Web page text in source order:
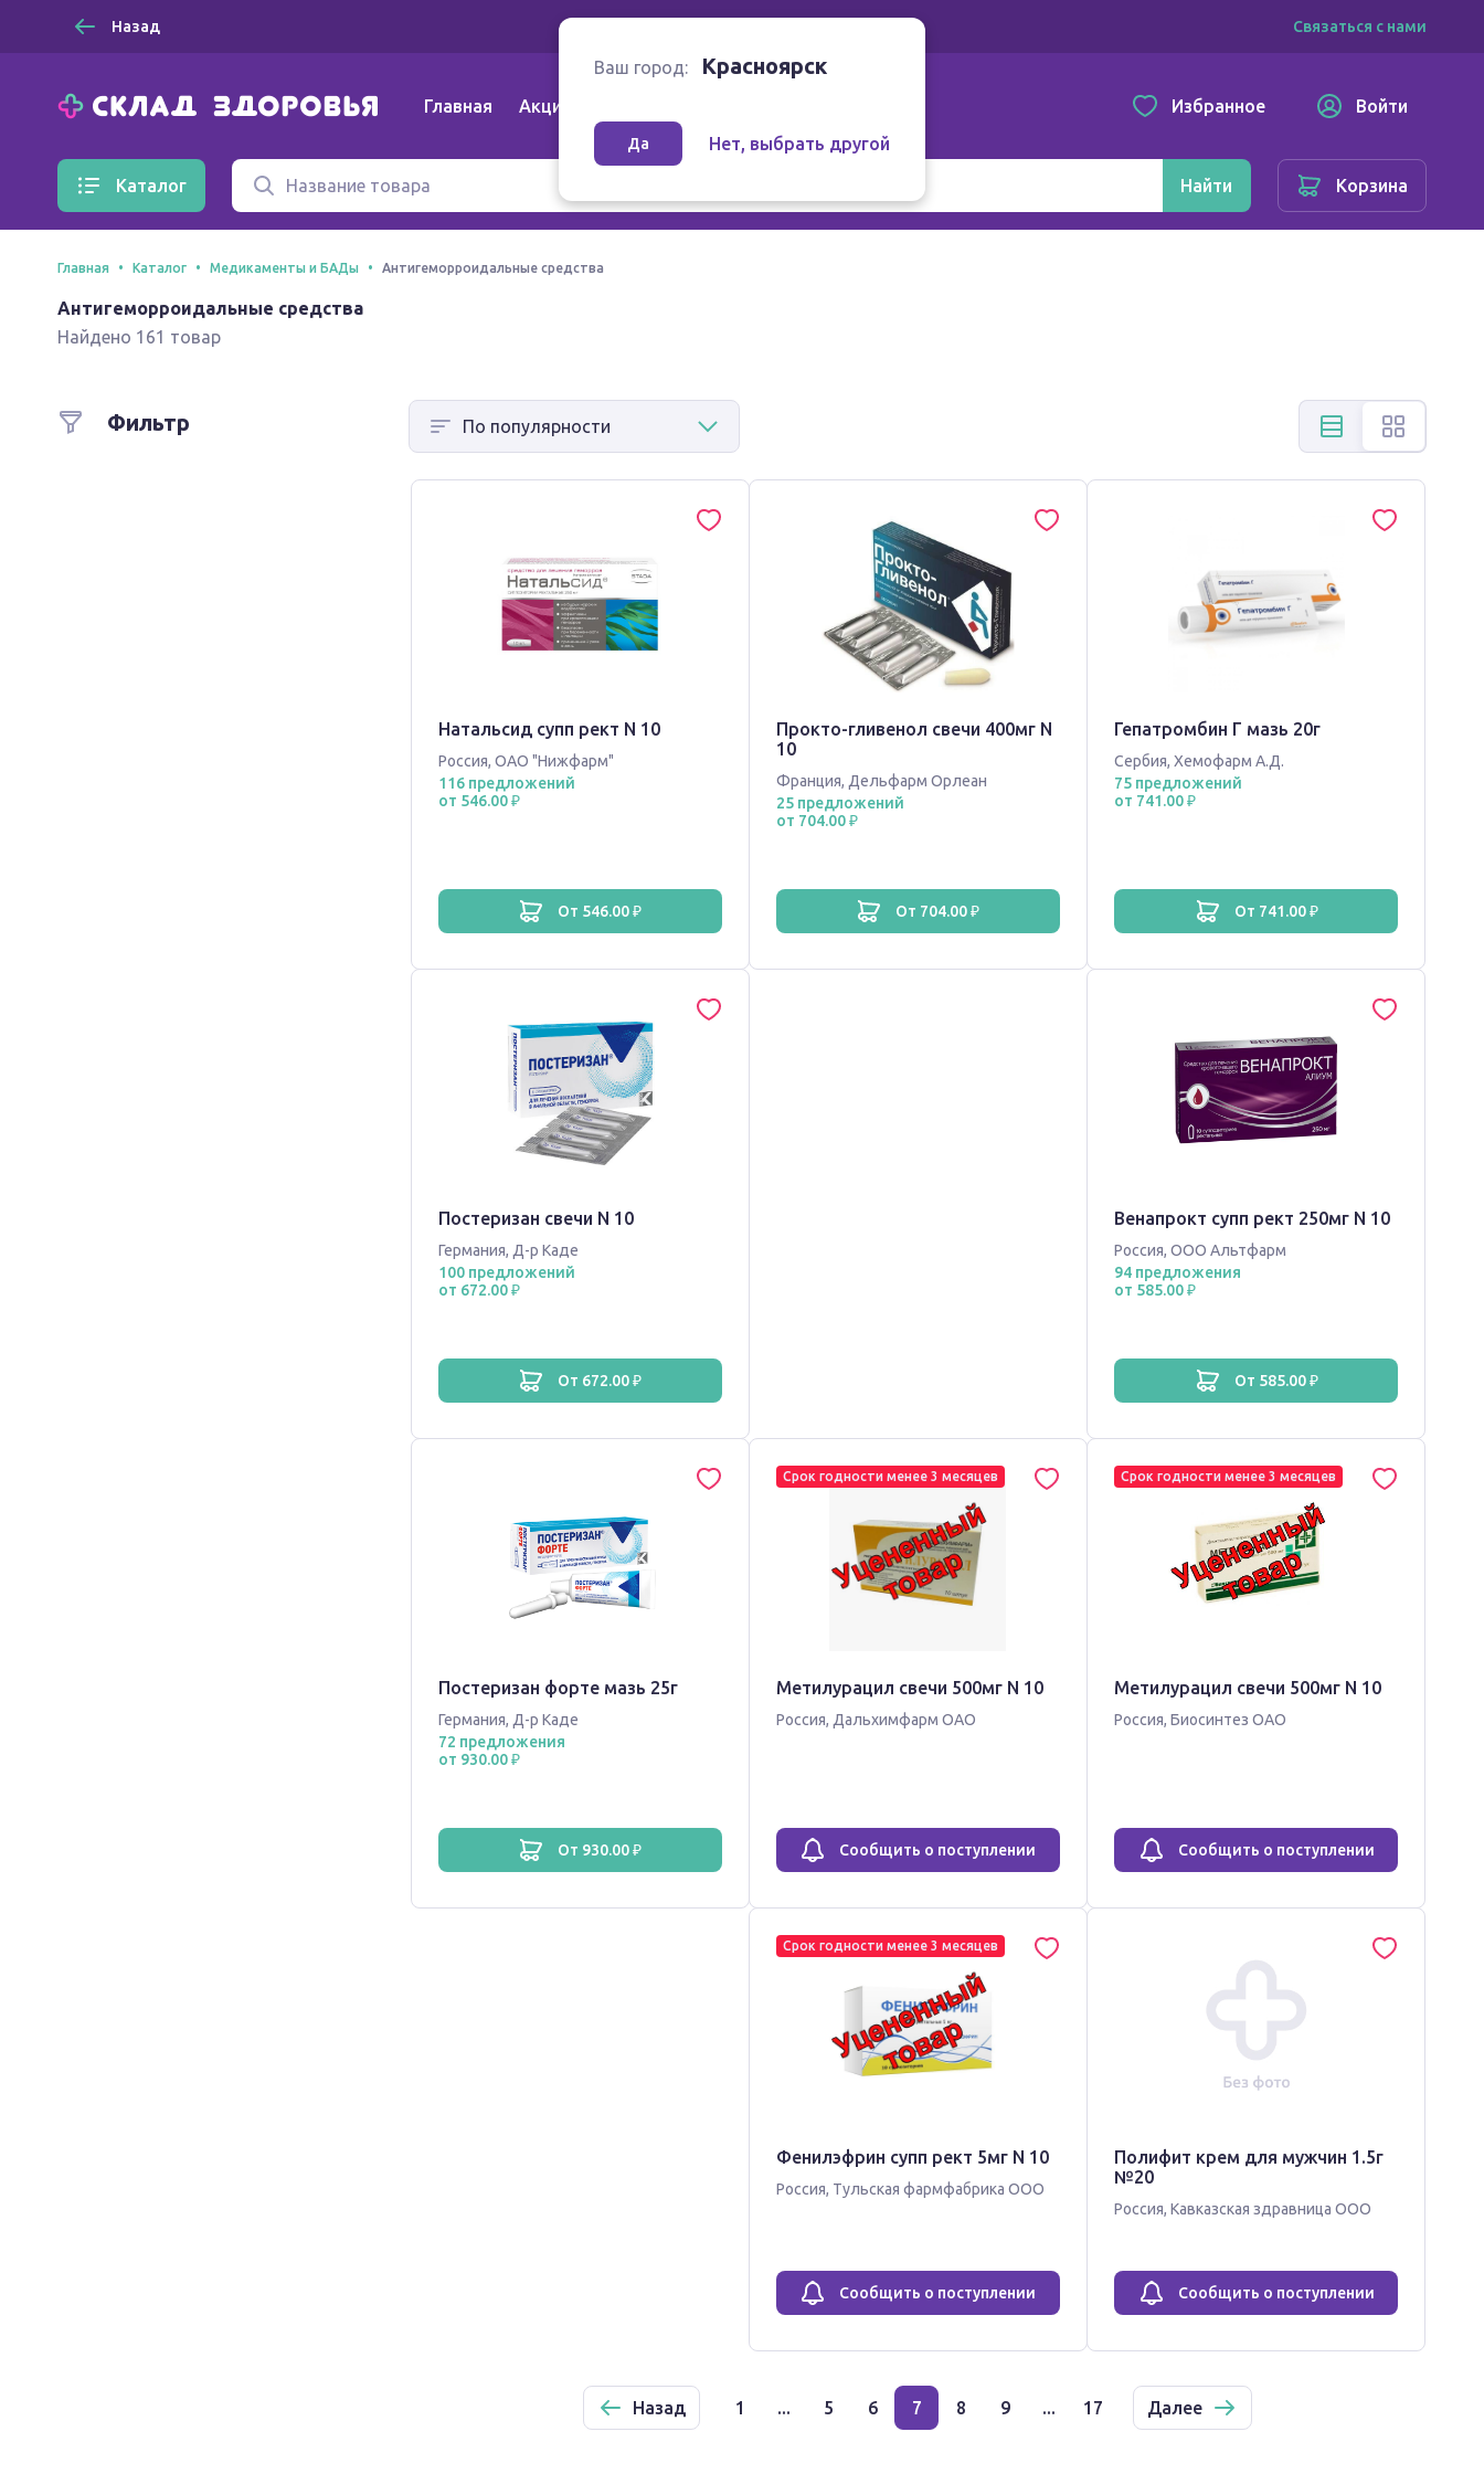
Назад Связаться с нами
Главная Акции Избранное Войти
Каталог Найти Корзина
Ваш город: Красноярск
Да Нет, выбрать другой
Главная Каталог Медикаменты и БАДы Антигеморроидальные средства
Антигеморроидальные средства
Найдено 161 товар
Фильтр
Натальсид супп рект N 10
Россия, ОАО "Нижфарм"
116 предложений
от 546.00 ₽
от 546.00 ₽
Прокто-гливенол свечи 400мг N
10
Франция, Дельфарм Орлеан
25 предложений
от 704.00 ₽
от 704.00 ₽
Гепатромбин Г мазь 20г
Сербия,Хемофарм А.Д.
75 предложений
от 741.00 ₽
от 741.00 ₽
Постеризан свечи N 10
Германия, Д-р Каде
100 предложений
от 672.00 ₽
от 672.00 ₽
Венапрокт супп рект 250мг N 10
Россия,ООО Альтфарм
94 предложения
от 585.00 ₽
от 585.00 ₽
Постеризан форте мазь 25г
Германия, Д-р Каде
72 предложения
от 930.00 ₽
от 930.00 ₽
Срок годности менее 3 месяцев
Метилурацил свечи 500мг N 10
Россия, Дальхимфарм ОАО
Сообщить о поступлении
Срок годности менее 3 месяцев
Метилурацил свечи 500мг N 10
Россия,Биосинтез ОАО
Сообщить о поступлении
Срок годности менее 3 месяцев
Фенилэфрин супп рект 5мг N 10
Россия, Тульская фармфабрика ООО
Сообщить о поступлении
Полифит крем для мужчин 1.5г
№20
Россия,Кавказская здравница ООО
Сообщить о поступлении
Назад 1 ... 5 6 7 8 9 ... 17 Далее